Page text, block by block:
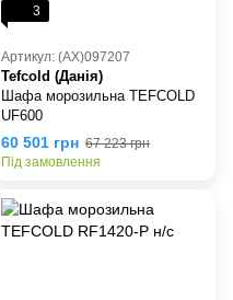
3
Артикул: (AX)097207
Tefcold (Данія)
Шафа морозильна TEFCOLD
UF600
60 501 грн 67 223 грн
Під замовлення